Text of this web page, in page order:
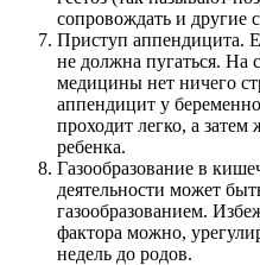
сопровождать и другие
Приступ аппендицита.
не должна пугаться. На
медицины нет ничего
аппендицит у
проходит легко, а
ребенка.
Газообразование в
деятельности может
газообразованием.
фактора можно,
недель до родов.